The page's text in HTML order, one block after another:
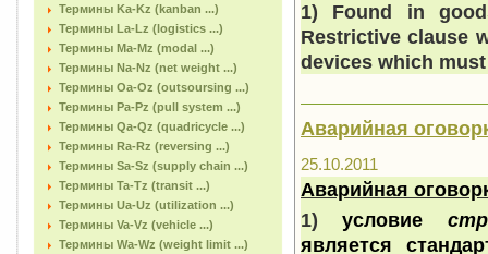
Термины Ka-Kz (kanban ...)
Термины La-Lz (logistics ...)
Термины Ma-Mz (modal ...)
Термины Na-Nz (net weight ...)
Термины Oa-Oz (outsoursing ...)
Термины Pa-Pz (pull system ...)
Термины Qa-Qz (quadricycle ...)
Термины Ra-Rz (reversing ...)
Термины Sa-Sz (supply chain ...)
Термины Ta-Tz (transit ...)
Термины Ua-Uz (utilization ...)
Термины Va-Vz (vehicle ...)
Термины Wa-Wz (weight limit ...)
1) Found in
Restrictive clause
devices which
Аварийная
25.10.2011
Аварийная
1)условие
является